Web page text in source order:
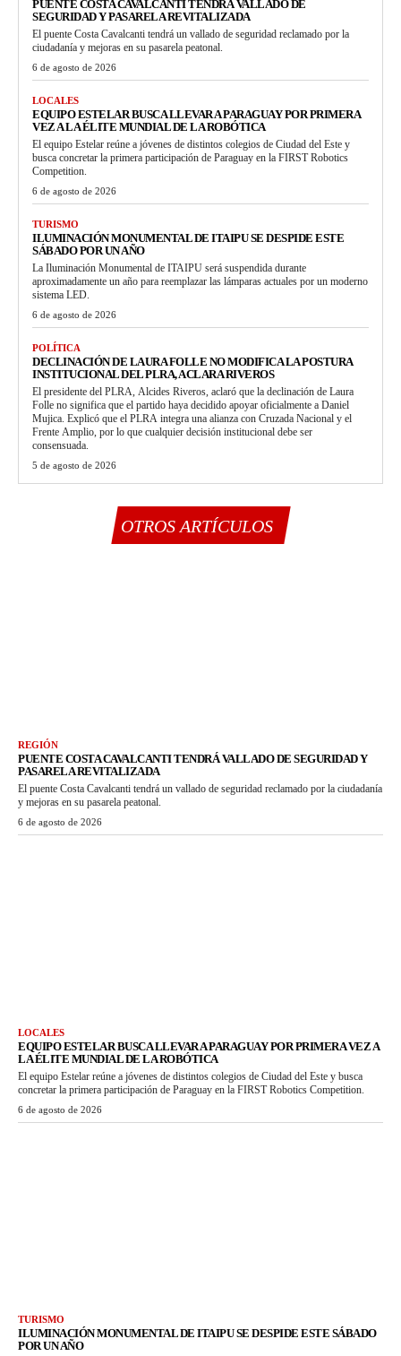
PUENTE COSTA CAVALCANTI TENDRÁ VALLADO DE
SEGURIDAD Y PASARELA REVITALIZADA
El puente Costa Cavalcanti tendrá un vallado de seguridad reclamado por la
ciudadanía y mejoras en su pasarela peatonal.
6 de agosto de 2026
LOCALES
EQUIPO ESTELAR BUSCA LLEVAR A PARAGUAY POR PRIMERA
VEZ A LA ÉLITE MUNDIAL DE LA ROBÓTICA
El equipo Estelar reúne a jóvenes de distintos colegios de Ciudad del Este y
busca concretar la primera participación de Paraguay en la FIRST Robotics
Competition.
6 de agosto de 2026
TURISMO
ILUMINACIÓN MONUMENTAL DE ITAIPU SE DESPIDE ESTE
SÁBADO POR UN AÑO
La Iluminación Monumental de ITAIPU será suspendida durante
aproximadamente un año para reemplazar las lámparas actuales por un moderno
sistema LED.
6 de agosto de 2026
POLÍTICA
DECLINACIÓN DE LAURA FOLLE NO MODIFICA LA POSTURA
INSTITUCIONAL DEL PLRA, ACLARA RIVEROS
El presidente del PLRA, Alcides Riveros, aclaró que la declinación de Laura
Folle no significa que el partido haya decidido apoyar oficialmente a Daniel
Mujica. Explicó que el PLRA integra una alianza con Cruzada Nacional y el
Frente Amplio, por lo que cualquier decisión institucional debe ser
consensuada.
5 de agosto de 2026
OTROS ARTÍCULOS
REGIÓN
PUENTE COSTA CAVALCANTI TENDRÁ VALLADO DE SEGURIDAD Y
PASARELA REVITALIZADA
El puente Costa Cavalcanti tendrá un vallado de seguridad reclamado por la ciudadanía
y mejoras en su pasarela peatonal.
6 de agosto de 2026
LOCALES
EQUIPO ESTELAR BUSCA LLEVAR A PARAGUAY POR PRIMERA VEZ A
LA ÉLITE MUNDIAL DE LA ROBÓTICA
El equipo Estelar reúne a jóvenes de distintos colegios de Ciudad del Este y busca
concretar la primera participación de Paraguay en la FIRST Robotics Competition.
6 de agosto de 2026
TURISMO
ILUMINACIÓN MONUMENTAL DE ITAIPU SE DESPIDE ESTE SÁBADO
POR UN AÑO